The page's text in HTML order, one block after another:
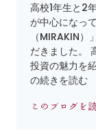
高校1年生と2
が中心になっ
（MIRAKIN
だきました。
投資の魅力を
の続きを読む
このブログを